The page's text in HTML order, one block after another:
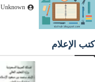
Unknown
كتب الإعلام